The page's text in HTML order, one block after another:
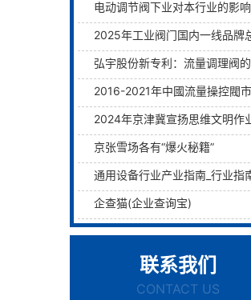
电动调节阀下业对本行业的影
2025年工业阀门国内一线品牌总榜单
弘宇股份新专利：流量调理阀的未来已来过滤与调理两层
2016-2021年中國流量操控閥市場远景及融資戰略咨
2024年京津冀宣扬思维文明作业联席会议在
京张雪场各有“爆火秘籍”
通用设备行业产业指南_行业指南(2)_前瞻 -
企查猫(企业查询宝)
联系我们
CONTACT US